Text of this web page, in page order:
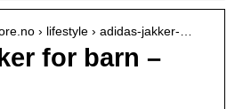
› lifestyle › adidas-jakker-…
for barn –